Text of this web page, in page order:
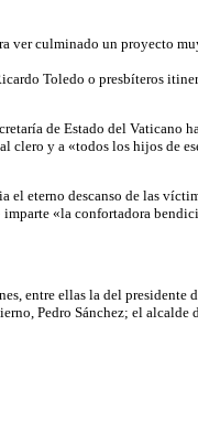
ver culminado un proyecto
Toledo o presbíteros
de Estado del Vaticano
clero y a «todos los hijos de
el eterno descanso de las
«la confortadora
entre ellas la del presidente
Pedro Sánchez; el alcalde